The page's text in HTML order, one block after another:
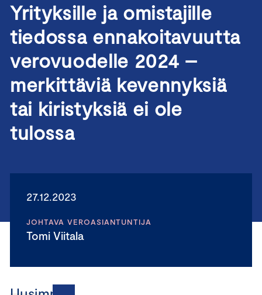
Yrityksille ja omistajille
tiedossa ennakoitavuutta
verovuodelle 2024 –
merkittäviä kevennyksiä
tai kiristyksiä ei ole
tulossa
27.12.2023
JOHTAVA VEROASIANTUNTIJA
Tomi Viitala